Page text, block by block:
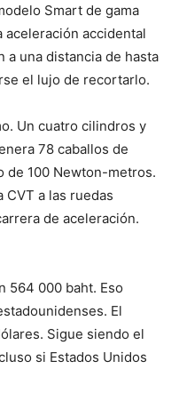
Smart de gama
aceleración accidental
a una distancia de hasta
el lujo de recortarlo.
Un cuatro cilindros y
78 caballos de
de 100 Newton-metros.
CVT a las ruedas
de aceleración.
564 000 baht. Eso
El
Sigue siendo el
si Estados Unidos